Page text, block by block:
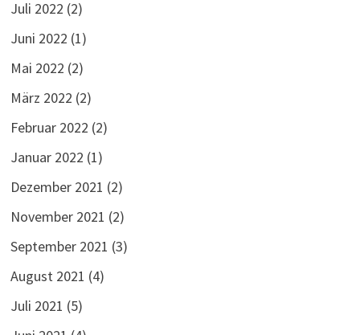
Juli 2022 (2)
Juni 2022 (1)
Mai 2022 (2)
März 2022 (2)
Februar 2022 (2)
Januar 2022 (1)
Dezember 2021 (2)
November 2021 (2)
September 2021 (3)
August 2021 (4)
Juli 2021 (5)